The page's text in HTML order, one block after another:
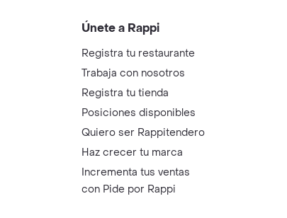
Únete a Rappi
Registra tu restaurante
Trabaja con nosotros
Registra tu tienda
Posiciones disponibles
Quiero ser Rappitendero
Haz crecer tu marca
Incrementa tus ventas
con Pide por Rappi